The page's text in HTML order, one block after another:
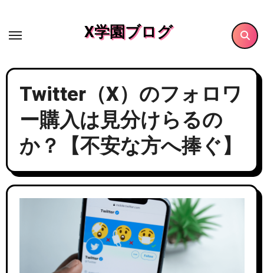
キ
X学園ブログ
Twitter（X）のフォロワ
ー購入は見分けらるの
か？【不安な方へ捧ぐ】